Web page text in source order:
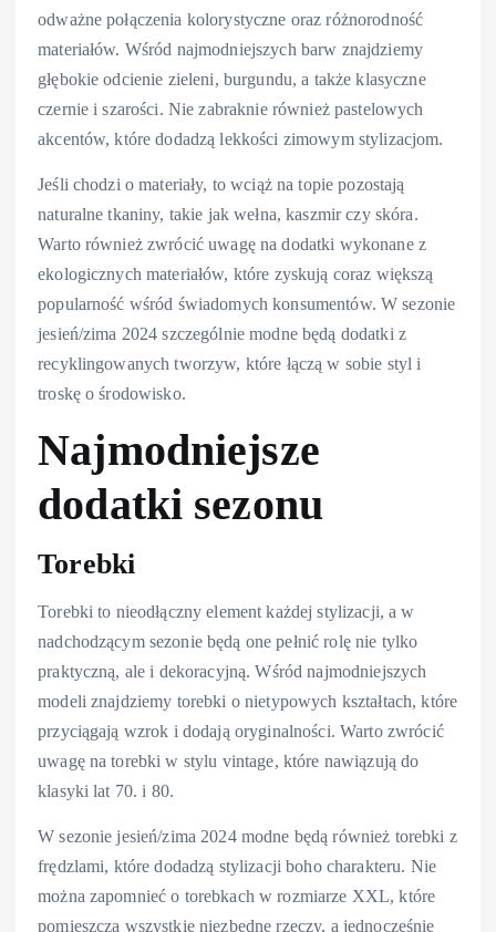
odważne połączenia kolorystyczne oraz różnorodność
materiałów. Wśród najmodniejszych barw znajdziemy
głębokie odcienie zieleni, burgundu, a także klasyczne
czernie i szarości. Nie zabraknie również pastelowych
akcentów, które dodadzą lekkości zimowym stylizacjom.
Jeśli chodzi o materiały, to wciąż na topie pozostają
naturalne tkaniny, takie jak wełna, kaszmir czy skóra.
Warto również zwrócić uwagę na dodatki wykonane z
ekologicznych materiałów, które zyskują coraz większą
popularność wśród świadomych konsumentów. W sezonie
jesień/zima 2024 szczególnie modne będą dodatki z
recyklingowanych tworzyw, które łączą w sobie styl i
troskę o środowisko.
Najmodniejsze
dodatki sezonu
Torebki
Torebki to nieodłączny element każdej stylizacji, a w
nadchodzącym sezonie będą one pełnić rolę nie tylko
praktyczną, ale i dekoracyjną. Wśród najmodniejszych
modeli znajdziemy torebki o nietypowych kształtach, które
przyciągają wzrok i dodają oryginalności. Warto zwrócić
uwagę na torebki w stylu vintage, które nawiązują do
klasyki lat 70. i 80.
W sezonie jesień/zima 2024 modne będą również torebki z
frędzlami, które dodadzą stylizacji boho charakteru. Nie
można zapomnieć o torebkach w rozmiarze XXL, które
pomieszczą wszystkie niezbędne rzeczy, a jednocześnie